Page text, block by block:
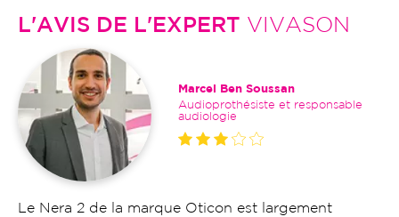
L'AVIS DE L'EXPERT VIVASON
Marcel Ben Soussan
Audioprothésiste et responsable
audiologie
Le Nera 2 de la marque Oticon est largement